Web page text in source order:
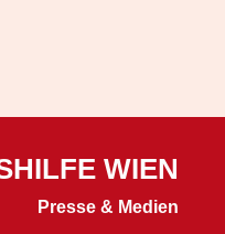
WIEN
Presse & Medien